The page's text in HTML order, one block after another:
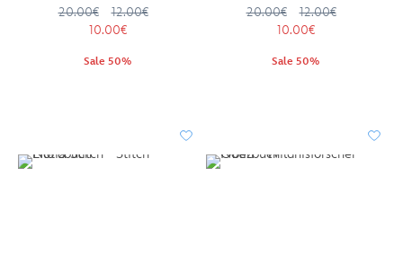
20.00€
12.00€
10.00€
Sale 50%
20.00€
12.00€
10.00€
Sale 50%